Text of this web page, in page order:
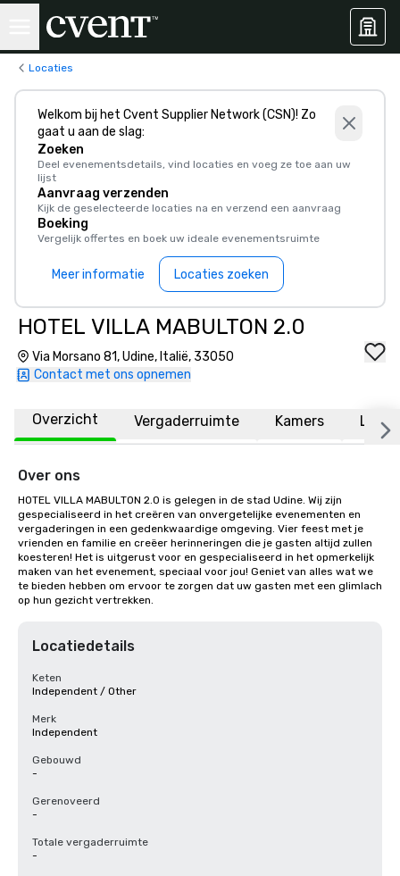
Locaties
Welkom bij het Cvent Supplier Network (CSN)! Zo
gaat u aan de slag:
Zoeken
Deel evenementsdetails, vind locaties en voeg ze toe aan uw
lijst
Aanvraag verzenden
Kijk de geselecteerde locaties na en verzend een aanvraag
Boeking
Vergelijk offertes en boek uw ideale evenementsruimte
Meer informatie Locaties zoeken
HOTEL VILLA MABULTON 2.0
Via Morsano 81, Udine, Italië, 33050
Contact met ons opnemen
Overzicht Vergaderruimte Kamers
Over ons
HOTEL VILLA MABULTON 2.0 is gelegen in de stad Udine. Wij zijn
gespecialiseerd in het creëren van onvergetelijke evenementen en
vergaderingen in een gedenkwaardige omgeving. Vier feest met je
vrienden en familie en creëer herinneringen die je gasten altijd zullen
koesteren! Het is uitgerust voor en gespecialiseerd in het opmerkelijk
maken van het evenement, speciaal voor jou! Geniet van alles wat we
te bieden hebben om ervoor te zorgen dat uw gasten met een glimlach
op hun gezicht vertrekken.
Locatiedetails
Keten
Independent / Other
Merk
Independent
Gebouwd
-
Gerenoveerd
-
Totale vergaderruimte
-